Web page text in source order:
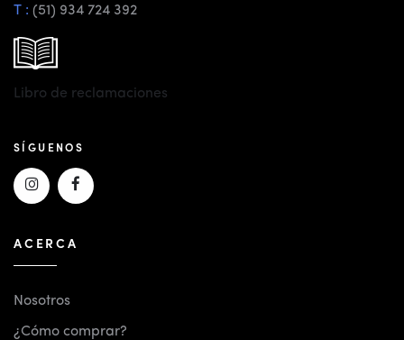
T : (51) 934 724 392
Libro de reclamaciones
SÍGUENOS
ACERCA
Nosotros
¿Cómo comprar?